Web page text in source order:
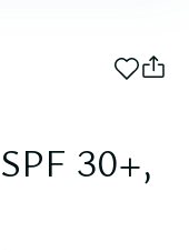
30+,